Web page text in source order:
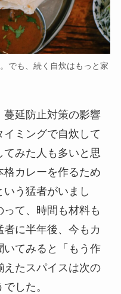
でも、続く自炊はもっと家
蔓延防止対策の影響
ミングで自炊して
みた人も多いと思
カレーを作るため
う猛者がいまし
て、時間も材料も
に半年後、今もカ
いてみると「もう作
えたスパイスは次の
した。